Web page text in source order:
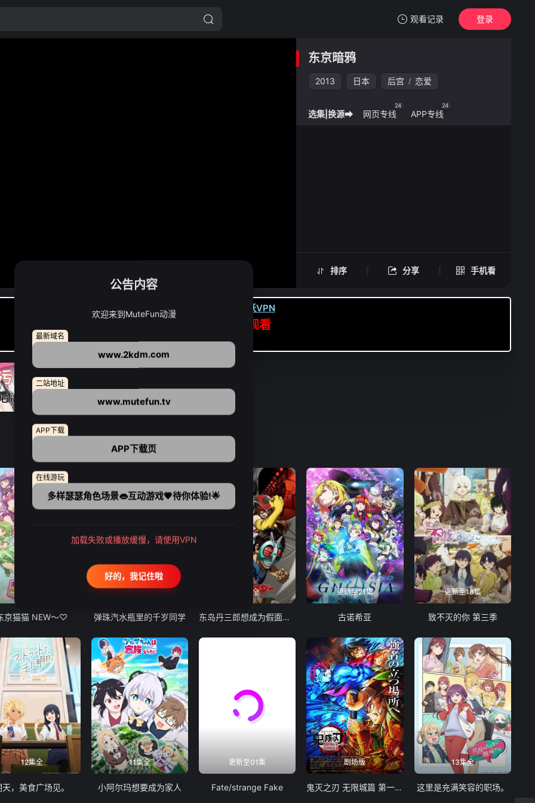
观看记录
我的观影记录
东京暗鸦
登录
东京暗鸦
2013 日本 后宫 / 恋爱
排序 分享 手机看
选集|换源➡ 网页专线
24
APP专线
24
卡顿请翻墙(亚洲节点优先): 下载虎跃VPN
APP高速专线可前往APP观看
点我下载APP（仅安卓/苹果暂无）
京猫猫 NEW～♡
13集全
弹珠汽水瓶里的千岁同学
24集全
东岛丹三郎想成为假面骑士
更新至21集
古诺希亚
更新至18集
致不灭的你 第三季
12集全
天，美食广场见。
11集全
小阿尔玛想要成为家人
更新至01集
Fate/strange Fake
剧场版
鬼灭之刃 无限城篇 第一章 猗窝座再袭
13集全
这里是充满笑容的职场。
公告内容
欢迎来到MuteFun动漫
最新域名
www.2kdm.com
二站地址
www.mutefun.tv
APP下载
APP下载页
在线游玩
多样瑟瑟角色场景👄互动游戏💗待你体验!🌟
加载失败或播放缓慢，请使用VPN
好的，我记住啦